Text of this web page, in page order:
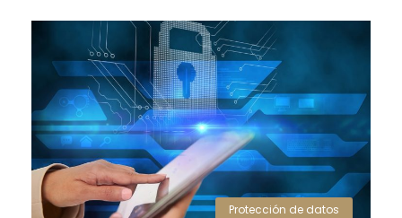
Protección de datos